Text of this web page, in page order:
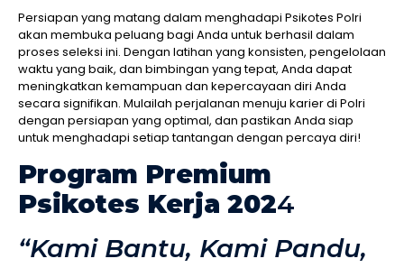
Persiapan yang matang dalam menghadapi Psikotes Polri
akan membuka peluang bagi Anda untuk berhasil dalam
proses seleksi ini. Dengan latihan yang konsisten, pengelolaan
waktu yang baik, dan bimbingan yang tepat, Anda dapat
meningkatkan kemampuan dan kepercayaan diri Anda
secara signifikan. Mulailah perjalanan menuju karier di Polri
dengan persiapan yang optimal, dan pastikan Anda siap
untuk menghadapi setiap tantangan dengan percaya diri!
Program Premium
Psikotes Kerja 2024
“Kami Bantu, Kami Pandu,